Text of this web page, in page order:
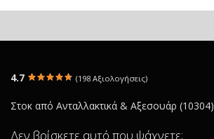
4.7 (198 Αξιολογήσεις)
Στοκ από Ανταλλακτικά & Αξεσουάρ (10304)
Δεν βρίσκετε αυτό που ψάχνετε;